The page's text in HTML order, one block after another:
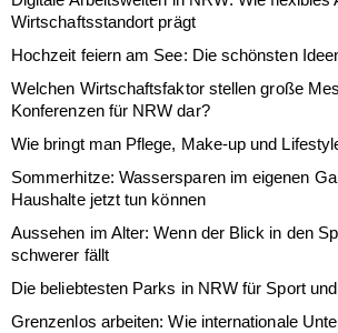
Wirtschaftsstandort prägt
Hochzeit feiern am See: Die schönsten
Welchen Wirtschaftsfaktor stellen große
Konferenzen für NRW dar?
Wie bringt man Pflege, Make-up und
Sommerhitze: Wassersparen im eigenen
Haushalte jetzt tun können
Aussehen im Alter: Wenn der Blick in den
schwerer fällt
Die beliebtesten Parks in NRW für Sport
Grenzenlos arbeiten: Wie internationale